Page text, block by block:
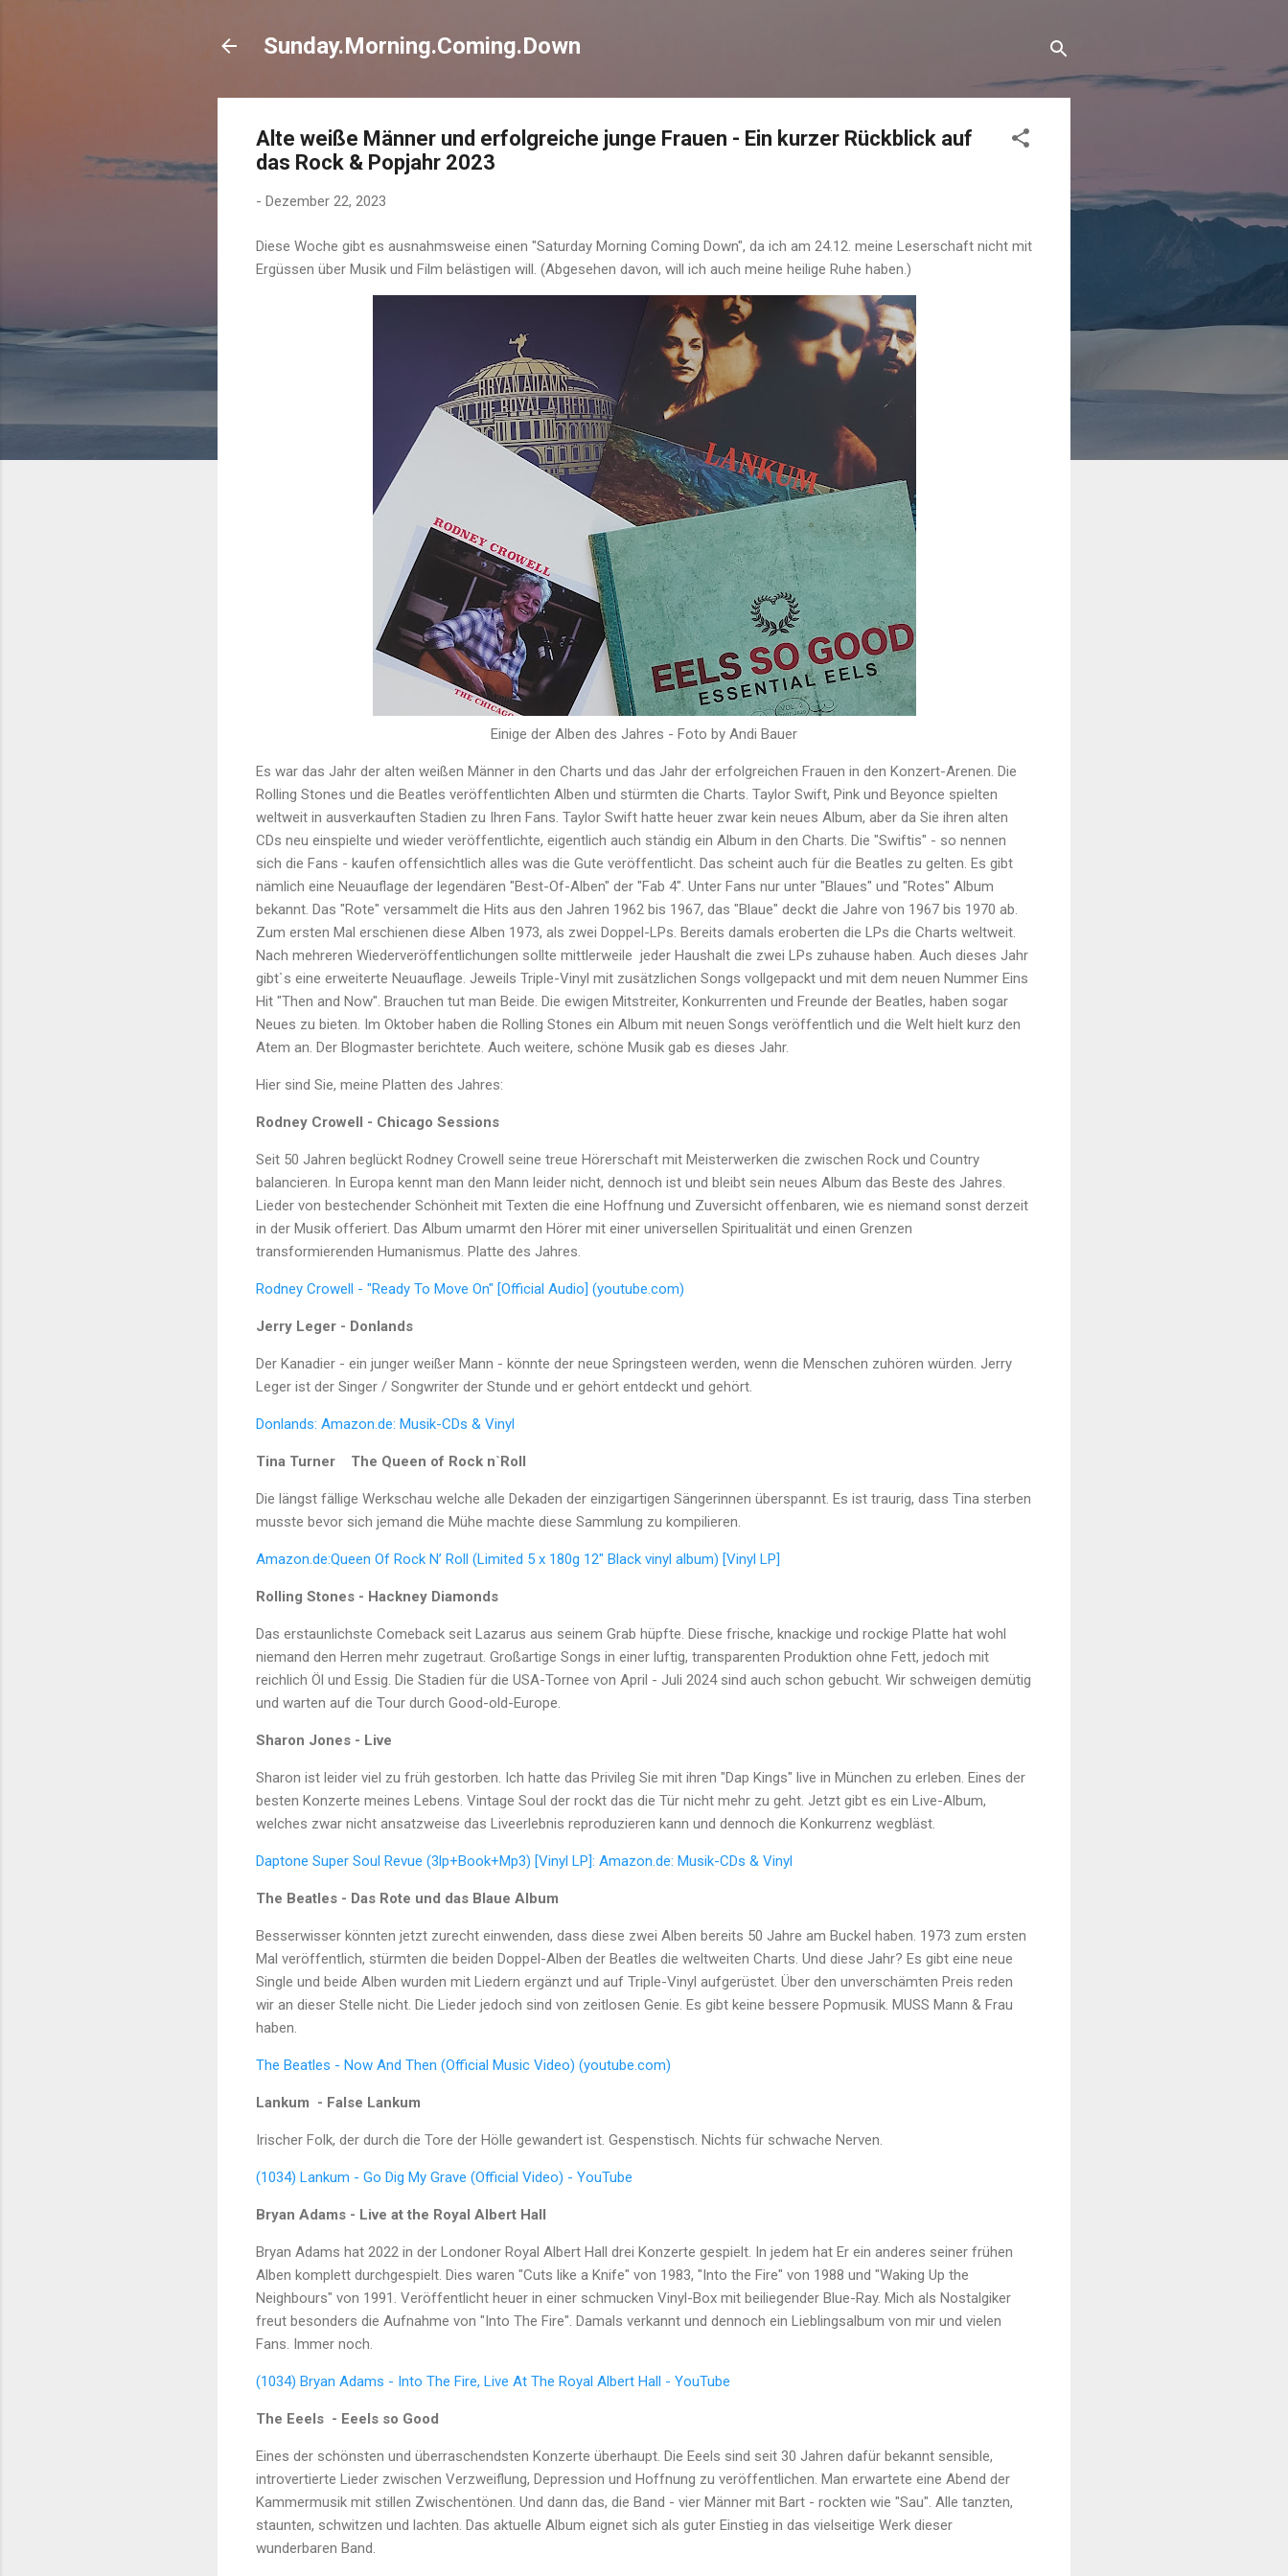
Sunday.Morning.Coming.Down
Alte weiße Männer und erfolgreiche junge Frauen - Ein kurzer Rückblick auf
das Rock & Popjahr 2023
- Dezember 22, 2023
Diese Woche gibt es ausnahmsweise einen "Saturday Morning Coming Down", da ich am 24.12. meine Leserschaft nicht mit
Ergüssen über Musik und Film belästigen will. (Abgesehen davon, will ich auch meine heilige Ruhe haben.)
Einige der Alben des Jahres - Foto by Andi Bauer
Es war das Jahr der alten weißen Männer in den Charts und das Jahr der erfolgreichen Frauen in den Konzert-Arenen. Die
Rolling Stones und die Beatles veröffentlichten Alben und stürmten die Charts. Taylor Swift, Pink und Beyonce spielten
weltweit in ausverkauften Stadien zu Ihren Fans. Taylor Swift hatte heuer zwar kein neues Album, aber da Sie ihren alten
CDs neu einspielte und wieder veröffentlichte, eigentlich auch ständig ein Album in den Charts. Die "Swiftis" - so nennen
sich die Fans - kaufen offensichtlich alles was die Gute veröffentlicht. Das scheint auch für die Beatles zu gelten. Es gibt
nämlich eine Neuauflage der legendären "Best-Of-Alben" der "Fab 4". Unter Fans nur unter "Blaues" und "Rotes" Album
bekannt. Das "Rote" versammelt die Hits aus den Jahren 1962 bis 1967, das "Blaue" deckt die Jahre von 1967 bis 1970 ab.
Zum ersten Mal erschienen diese Alben 1973, als zwei Doppel-LPs. Bereits damals eroberten die LPs die Charts weltweit.
Nach mehreren Wiederveröffentlichungen sollte mittlerweile jeder Haushalt die zwei LPs zuhause haben. Auch dieses Jahr
gibt`s eine erweiterte Neuauflage. Jeweils Triple-Vinyl mit zusätzlichen Songs vollgepackt und mit dem neuen Nummer Eins
Hit "Then and Now". Brauchen tut man Beide. Die ewigen Mitstreiter, Konkurrenten und Freunde der Beatles, haben sogar
Neues zu bieten. Im Oktober haben die Rolling Stones ein Album mit neuen Songs veröffentlich und die Welt hielt kurz den
Atem an. Der Blogmaster berichtete. Auch weitere, schöne Musik gab es dieses Jahr.
Hier sind Sie, meine Platten des Jahres:
Rodney Crowell - Chicago Sessions
Seit 50 Jahren beglückt Rodney Crowell seine treue Hörerschaft mit Meisterwerken die zwischen Rock und Country
balancieren. In Europa kennt man den Mann leider nicht, dennoch ist und bleibt sein neues Album das Beste des Jahres.
Lieder von bestechender Schönheit mit Texten die eine Hoffnung und Zuversicht offenbaren, wie es niemand sonst derzeit
in der Musik offeriert. Das Album umarmt den Hörer mit einer universellen Spiritualität und einen Grenzen
transformierenden Humanismus. Platte des Jahres.
Rodney Crowell - "Ready To Move On" [Official Audio] (youtube.com)
Jerry Leger - Donlands
Der Kanadier - ein junger weißer Mann - könnte der neue Springsteen werden, wenn die Menschen zuhören würden. Jerry
Leger ist der Singer / Songwriter der Stunde und er gehört entdeckt und gehört.
Donlands: Amazon.de: Musik-CDs & Vinyl
Tina Turner The Queen of Rock n`Roll
Die längst fällige Werkschau welche alle Dekaden der einzigartigen Sängerinnen überspannt. Es ist traurig, dass Tina sterben
musste bevor sich jemand die Mühe machte diese Sammlung zu kompilieren.
Amazon.de:Queen Of Rock N’ Roll (Limited 5 x 180g 12" Black vinyl album) [Vinyl LP]
Rolling Stones - Hackney Diamonds
Das erstaunlichste Comeback seit Lazarus aus seinem Grab hüpfte. Diese frische, knackige und rockige Platte hat wohl
niemand den Herren mehr zugetraut. Großartige Songs in einer luftig, transparenten Produktion ohne Fett, jedoch mit
reichlich Öl und Essig. Die Stadien für die USA-Tornee von April - Juli 2024 sind auch schon gebucht. Wir schweigen demütig
und warten auf die Tour durch Good-old-Europe.
Sharon Jones - Live
Sharon ist leider viel zu früh gestorben. Ich hatte das Privileg Sie mit ihren "Dap Kings" live in München zu erleben. Eines der
besten Konzerte meines Lebens. Vintage Soul der rockt das die Tür nicht mehr zu geht. Jetzt gibt es ein Live-Album,
welches zwar nicht ansatzweise das Liveerlebnis reproduzieren kann und dennoch die Konkurrenz wegbläst.
Daptone Super Soul Revue (3lp+Book+Mp3) [Vinyl LP]: Amazon.de: Musik-CDs & Vinyl
The Beatles - Das Rote und das Blaue Album
Besserwisser könnten jetzt zurecht einwenden, dass diese zwei Alben bereits 50 Jahre am Buckel haben. 1973 zum ersten
Mal veröffentlich, stürmten die beiden Doppel-Alben der Beatles die weltweiten Charts. Und diese Jahr? Es gibt eine neue
Single und beide Alben wurden mit Liedern ergänzt und auf Triple-Vinyl aufgerüstet. Über den unverschämten Preis reden
wir an dieser Stelle nicht. Die Lieder jedoch sind von zeitlosen Genie. Es gibt keine bessere Popmusik. MUSS Mann & Frau
haben.
The Beatles - Now And Then (Official Music Video) (youtube.com)
Lankum - False Lankum
Irischer Folk, der durch die Tore der Hölle gewandert ist. Gespenstisch. Nichts für schwache Nerven.
(1034) Lankum - Go Dig My Grave (Official Video) - YouTube
Bryan Adams - Live at the Royal Albert Hall
Bryan Adams hat 2022 in der Londoner Royal Albert Hall drei Konzerte gespielt. In jedem hat Er ein anderes seiner frühen
Alben komplett durchgespielt. Dies waren "Cuts like a Knife" von 1983, "Into the Fire" von 1988 und "Waking Up the
Neighbours" von 1991. Veröffentlicht heuer in einer schmucken Vinyl-Box mit beiliegender Blue-Ray. Mich als Nostalgiker
freut besonders die Aufnahme von "Into The Fire". Damals verkannt und dennoch ein Lieblingsalbum von mir und vielen
Fans. Immer noch.
(1034) Bryan Adams - Into The Fire, Live At The Royal Albert Hall - YouTube
The Eeels - Eeels so Good
Eines der schönsten und überraschendsten Konzerte überhaupt. Die Eeels sind seit 30 Jahren dafür bekannt sensible,
introvertierte Lieder zwischen Verzweiflung, Depression und Hoffnung zu veröffentlichen. Man erwartete eine Abend der
Kammermusik mit stillen Zwischentönen. Und dann das, die Band - vier Männer mit Bart - rockten wie "Sau". Alle tanzten,
staunten, schwitzen und lachten. Das aktuelle Album eignet sich als guter Einstieg in das vielseitige Werk dieser
wunderbaren Band.